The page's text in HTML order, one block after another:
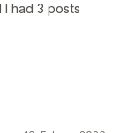
I had 3 posts